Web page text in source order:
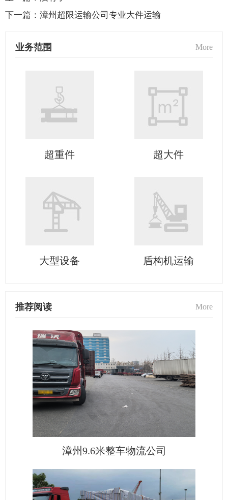
下一篇： 漳州超限运输公司专业大件运输
业务范围 More
超重件 超大件
大型设备 盾构机运输
推荐阅读 More
漳州9.6米整车物流公司